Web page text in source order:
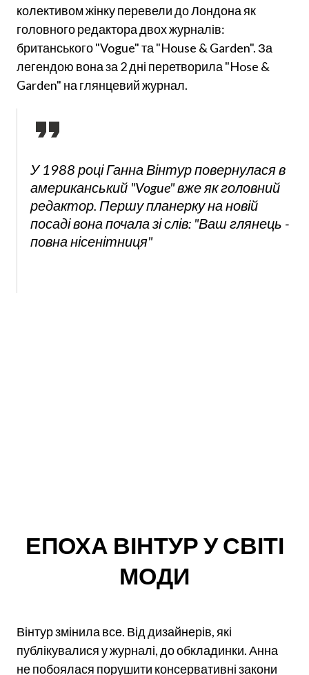
колективом жінку перевели до Лондона як
головного редактора двох журналів:
британського "Vogue" та "House & Garden". За
легендою вона за 2 дні перетворила "Hose &
Garden" на глянцевий журнал.
У 1988 році Ганна Вінтур повернулася в
американський "Vogue" вже як головний
редактор. Першу планерку на новій
посаді вона почала зі слів: "Ваш глянець -
повна нісенітниця"
ЕПОХА ВІНТУР У СВІТІ
МОДИ
Вінтур змінила все. Від дизайнерів, які
публікувалися у журналі, до обкладинки. Анна
не побоялася порушити консервативні закони